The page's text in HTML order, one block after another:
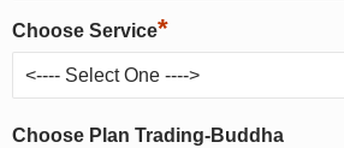
Choose Service*
Choose Plan Trading-Buddha